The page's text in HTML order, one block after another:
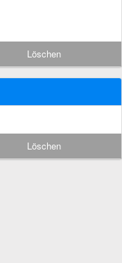
Löschen
Löschen